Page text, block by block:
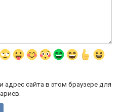
адрес сайта в этом браузере для